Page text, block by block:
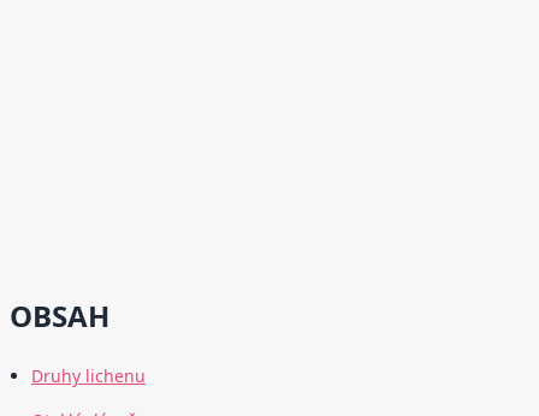
OBSAH
Druhy lichenu